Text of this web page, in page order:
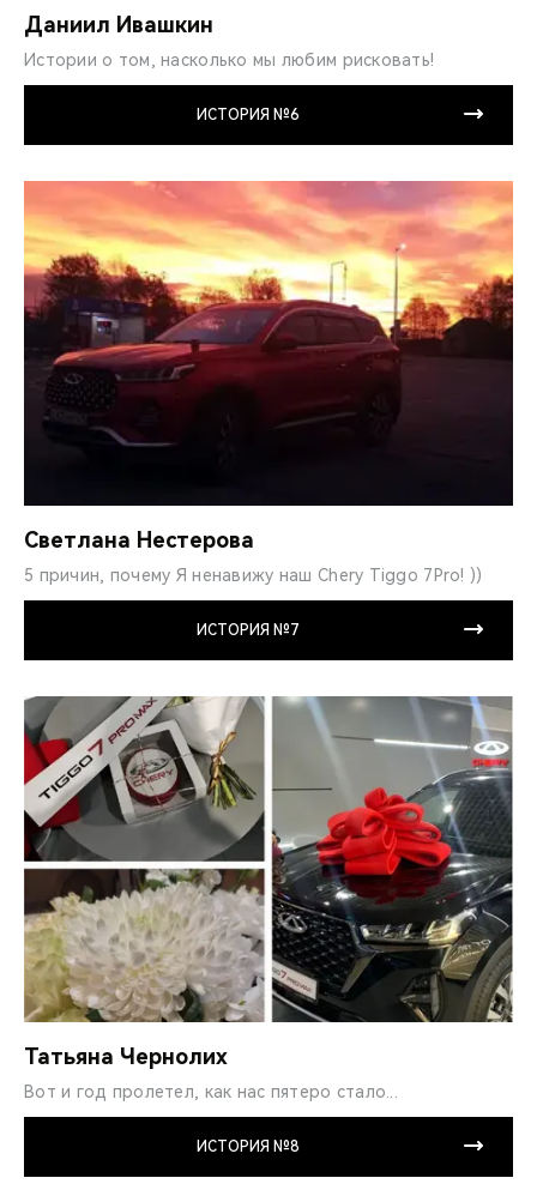
Даниил Ивашкин
Истории о том, насколько мы любим рисковать!
ИСТОРИЯ №6
Светлана Нестерова
5 причин, почему Я ненавижу наш Chery Tiggo 7Pro! ))
ИСТОРИЯ №7
Татьяна Чернолих
Вот и год пролетел, как нас пятеро стало...
ИСТОРИЯ №8